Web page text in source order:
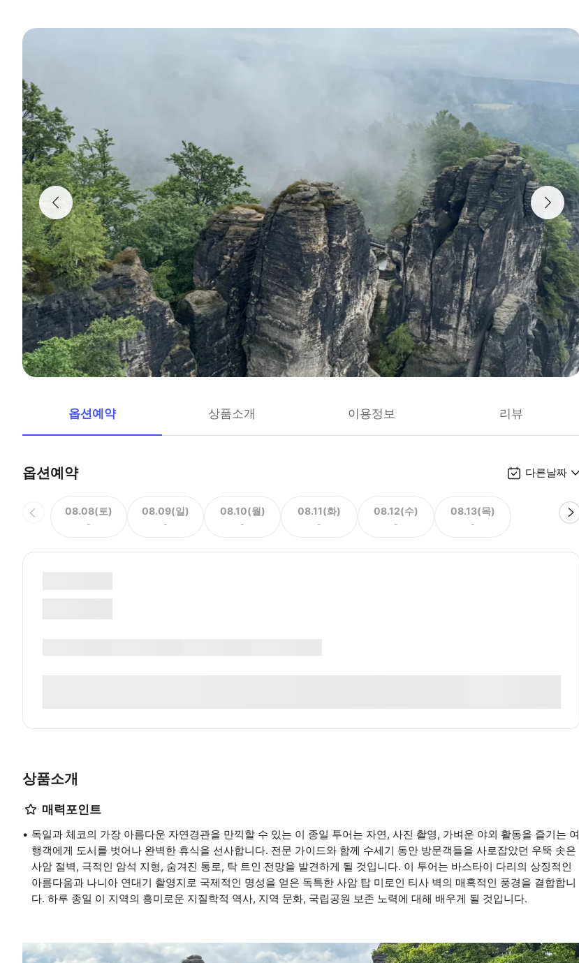
옵션예약 상품소개 이용정보 리뷰
옵션예약 다른날짜
08.08(토)
-
08.09(일)
-
08.10(월)
-
08.11(화)
-
08.12(수)
-
08.13(목)
-
상품소개
매력포인트
독일과 체코의 가장 아름다운 자연경관을 만끽할 수 있는 이 종일 투어는 자연, 사진 촬영, 가벼운 야외 활동을 즐기는 여
행객에게 도시를 벗어나 완벽한 휴식을 선사합니다. 전문 가이드와 함께 수세기 동안 방문객들을 사로잡았던 우뚝 솟은
사암 절벽, 극적인 암석 지형, 숨겨진 통로, 탁 트인 전망을 발견하게 될 것입니다. 이 투어는 바스타이 다리의 상징적인
아름다움과 나니아 연대기 촬영지로 국제적인 명성을 얻은 독특한 사암 탑 미로인 티사 벽의 매혹적인 풍경을 결합합니
다. 하루 종일 이 지역의 흥미로운 지질학적 역사, 지역 문화, 국립공원 보존 노력에 대해 배우게 될 것입니다.